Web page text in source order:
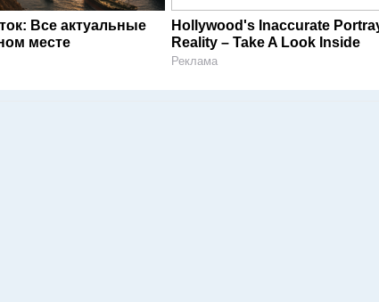
Все актуальные
месте
Hollywood's Inaccurate
Reality – Take A Look Inside
Реклама